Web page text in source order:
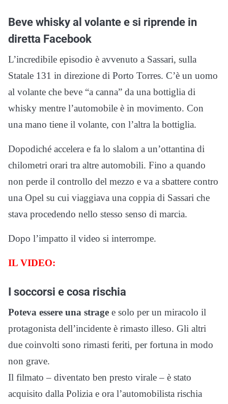
Beve whisky al volante e si riprende in
diretta Facebook
L’incredibile episodio è avvenuto a Sassari, sulla
Statale 131 in direzione di Porto Torres. C’è un uomo
al volante che beve “a canna” da una bottiglia di
whisky mentre l’automobile è in movimento. Con
una mano tiene il volante, con l’altra la bottiglia.
Dopodiché accelera e fa lo slalom a un’ottantina di
chilometri orari tra altre automobili. Fino a quando
non perde il controllo del mezzo e va a sbattere contro
una Opel su cui viaggiava una coppia di Sassari che
stava procedendo nello stesso senso di marcia.
Dopo l’impatto il video si interrompe.
IL VIDEO:
I soccorsi e cosa rischia
Poteva essere una strage e solo per un miracolo il
protagonista dell’incidente è rimasto illeso. Gli altri
due coinvolti sono rimasti feriti, per fortuna in modo
non grave.
Il filmato – diventato ben presto virale – è stato
acquisito dalla Polizia e ora l’automobilista rischia